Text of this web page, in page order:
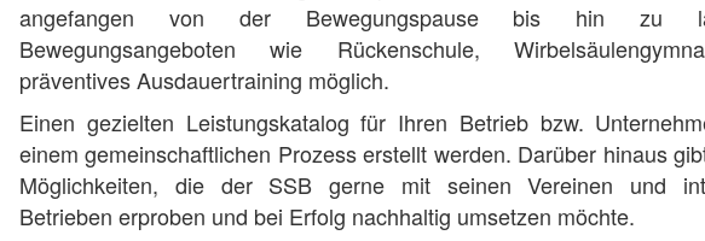
angefangen von der Bewegungspause bis hin zu
Bewegungsangeboten wie Rückenschule,
präventives Ausdauertraining möglich.
Einen gezielten Leistungskatalog für Ihren Betrieb bzw.
einem gemeinschaftlichen Prozess erstellt werden. Darüber hinaus
Möglichkeiten, die der SSB gerne mit seinen Vereinen und
Betrieben erproben und bei Erfolg nachhaltig umsetzen möchte.